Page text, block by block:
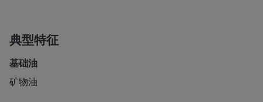
典型特征
基础油
矿物油